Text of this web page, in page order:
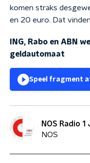
komen straks
en 20 euro. Dat
ING, Rabo en ABN
geldautomaat
Speel fragment
NOS Radio 1
NOS